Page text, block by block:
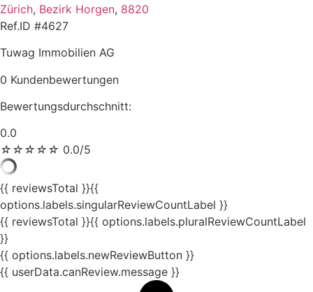
Zürich, Bezirk Horgen, 8820
Ref.ID #4627
Tuwag Immobilien AG
0 Kundenbewertungen
Bewertungsdurchschnitt:
0.0
☆☆☆☆☆ 0.0/5
{{ reviewsTotal }}{{
options.labels.singularReviewCountLabel }}
{{ reviewsTotal }}{{ options.labels.pluralReviewCountLabel
}}
{{ options.labels.newReviewButton }}
{{ userData.canReview.message }}